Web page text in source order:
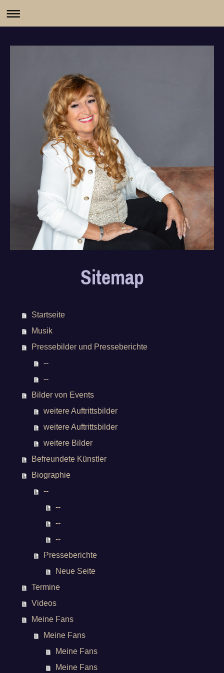
Sitemap
Startseite
Musik
Pressebilder und Presseberichte
--
--
Bilder von Events
weitere Auftrittsbilder
weitere Auftrittsbilder
weitere Bilder
Befreundete Künstler
Biographie
--
--
--
--
Presseberichte
Neue Seite
Termine
Videos
Meine Fans
Meine Fans
Meine Fans
Meine Fans